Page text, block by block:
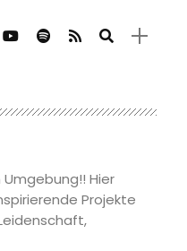
Hier
Projekte